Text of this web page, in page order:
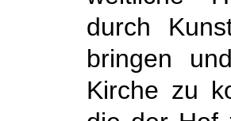
durch
bringen
Kirche zu